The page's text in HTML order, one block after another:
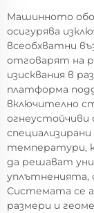
Машинното
осигурява
всеобхватни
отговарят на
изисквания в
платформа
включително
огнеустойчиви
температури,
да решават
уплътненията,
Системата се
размери и